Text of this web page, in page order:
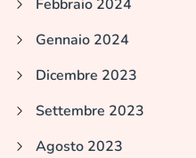
Febbraio 2024
Gennaio 2024
Dicembre 2023
Settembre 2023
Agosto 2023